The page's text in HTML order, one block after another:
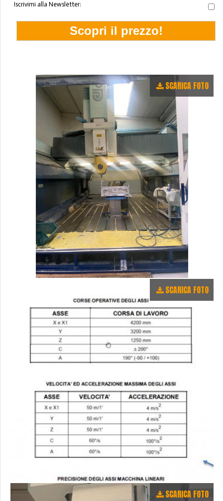
Iscrivimi alla Newsletter:
SCARICA FOTO
SCARICA FOTO
SCARICA FOTO